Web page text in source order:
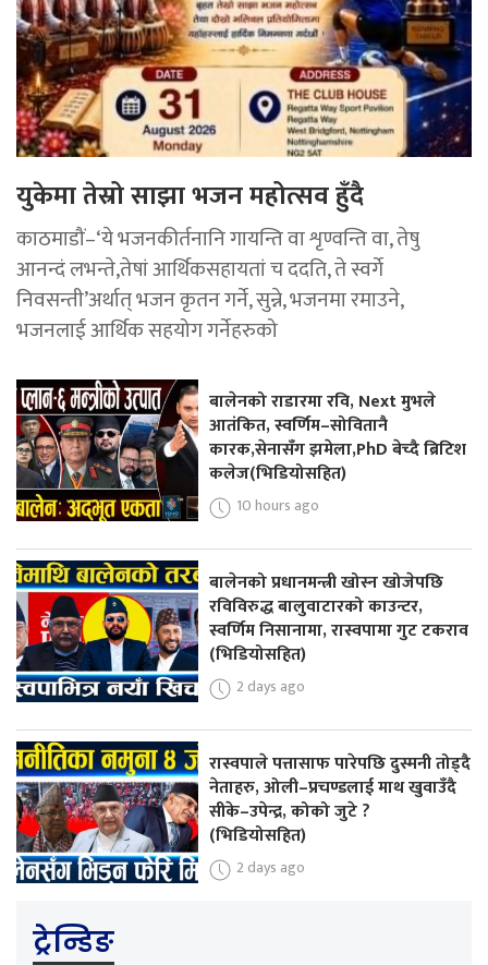
युकेमा तेस्रो साझा भजन महोत्सव हुँदै
काठमाडौं–‘ये भजनकीर्तनानि गायन्ति वा शृण्वन्ति वा, तेषु
आनन्दं लभन्ते,तेषां आर्थिकसहायतां च ददति, ते स्वर्गे
निवसन्ती’अर्थात् भजन कृतन गर्ने, सुन्ने, भजनमा रमाउने,
भजनलाई आर्थिक सहयोग गर्नेहरुको
बालेनको राडारमा रवि, Next मुभले
आतंकित, स्वर्णिम–सोवितानै
कारक,सेनासँग झमेला,PhD बेच्दै ब्रिटिश
कलेज(भिडियोसहित)
10 hours ago
बालेनको प्रधानमन्त्री खोस्न खोजेपछि
रविविरुद्ध बालुवाटारको काउन्टर,
स्वर्णिम निसानामा, रास्वपामा गुट टकराव
(भिडियोसहित)
2 days ago
रास्वपाले पत्तासाफ पारेपछि दुस्मनी तोड्दै
नेताहरु, ओली–प्रचण्डलाई माथ खुवाउँदै
सीके–उपेन्द्र, कोको जुटे ?
(भिडियोसहित)
2 days ago
ट्रेन्डिङ